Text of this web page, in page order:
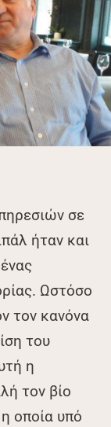
σε
ήταν και
Ωστόσο
τον κανόνα
του
η
τον βίο
οποία υπό